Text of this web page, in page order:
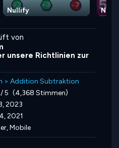
Nullify
von
unsere Richtlinien zur
> Addition Subtraktion
5 (4,368 Stimmen)
2023
2021
Mobile